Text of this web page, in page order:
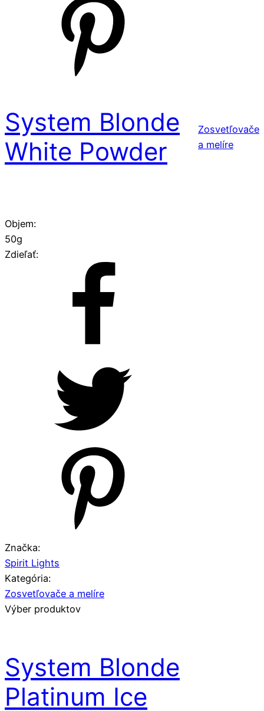
System Blonde
White Powder
Zosvetľovače
a melíre
Objem:
50g
Zdieľať:
Značka:
Spirit Lights
Kategória:
Zosvetľovače a melíre
Výber produktov
System Blonde
Platinum Ice